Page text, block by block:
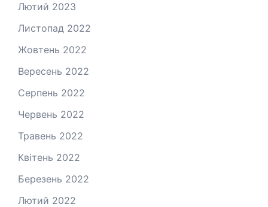
Лютий 2023
Листопад 2022
Жовтень 2022
Вересень 2022
Серпень 2022
Червень 2022
Травень 2022
Квітень 2022
Березень 2022
Лютий 2022